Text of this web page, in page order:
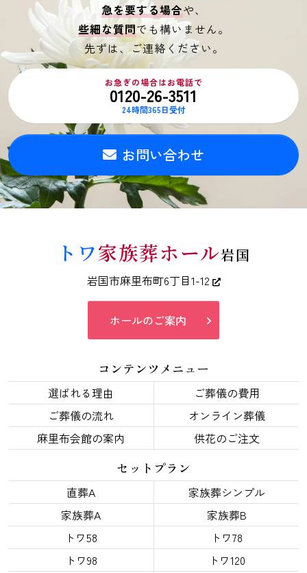
急を要する場合や、
些細な質問でも構いません。
先ずは、ご連絡ください。
お急ぎの場合はお電話で
0120-26-3511
24時間365日受付
お問い合わせ
トワ家族葬ホール岩国
岩国市麻里布町6丁目1-12
ホールのご案内
コンテンツメニュー
選ばれる理由
ご葬儀の費用
ご葬儀の流れ
オンライン葬儀
麻里布会館の案内
供花のご注文
セットプラン
直葬A
家族葬シンプル
家族葬A
家族葬B
トワ58
トワ78
トワ98
トワ120